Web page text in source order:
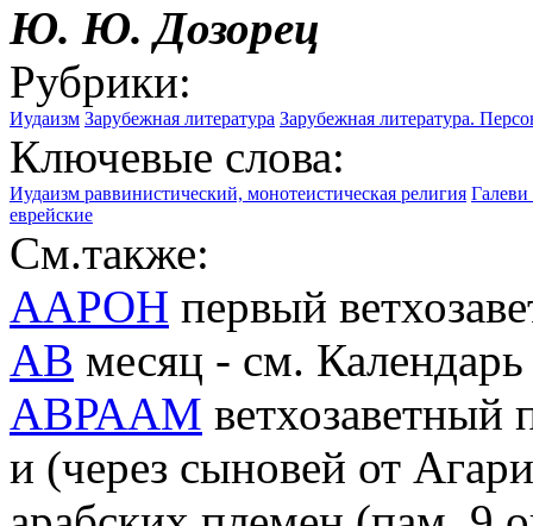
Ю. Ю. Дозорец
Рубрики:
Иудаизм Зарубежная литература Зарубежная литература.
Ключевые слова:
Иудаизм раввинистический, монотеистическая религия Галеви
еврейские
См.также:
ААРОН первый
АВ месяц - см. Календарь
АВРААМ ветхозаветный
и (через сыновей от